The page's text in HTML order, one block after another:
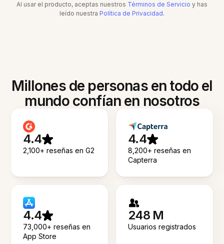
Al usar el producto, aceptas nuestros Términos de Servicio y has
leído nuestra Política de Privacidad.
Millones de personas en todo el
mundo confían en nosotros
4.4
2,100+ reseñas en G2
4.4
8,200+ reseñas en
Capterra
4.4
73,000+ reseñas en
App Store
248 M
Usuarios registrados